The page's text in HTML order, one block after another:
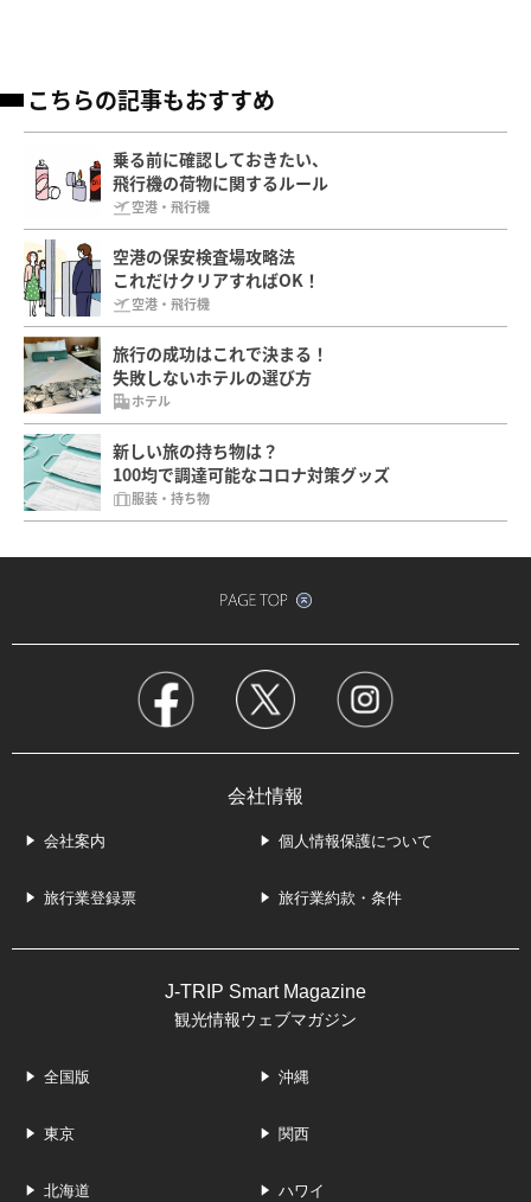
こちらの記事もおすすめ
乗る前に確認しておきたい、
飛行機の荷物に関するルール
空港・飛行機
空港の保安検査場攻略法
これだけクリアすればOK！
空港・飛行機
旅行の成功はこれで決まる！
失敗しないホテルの選び方
ホテル
新しい旅の持ち物は？
100均で調達可能なコロナ対策グッズ
服装・持ち物
会社情報
会社案内 個人情報保護について
旅行業登録票 旅行業約款・条件
J-TRIP Smart Magazine
観光情報ウェブマガジン
全国版 沖縄
東京 関西
北海道 ハワイ